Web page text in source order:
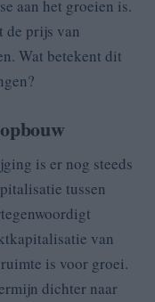
aan het groeien is.
prijs van
Wat betekent dit
is er nog steeds
tussen
van
is voor groei.
dichter naar